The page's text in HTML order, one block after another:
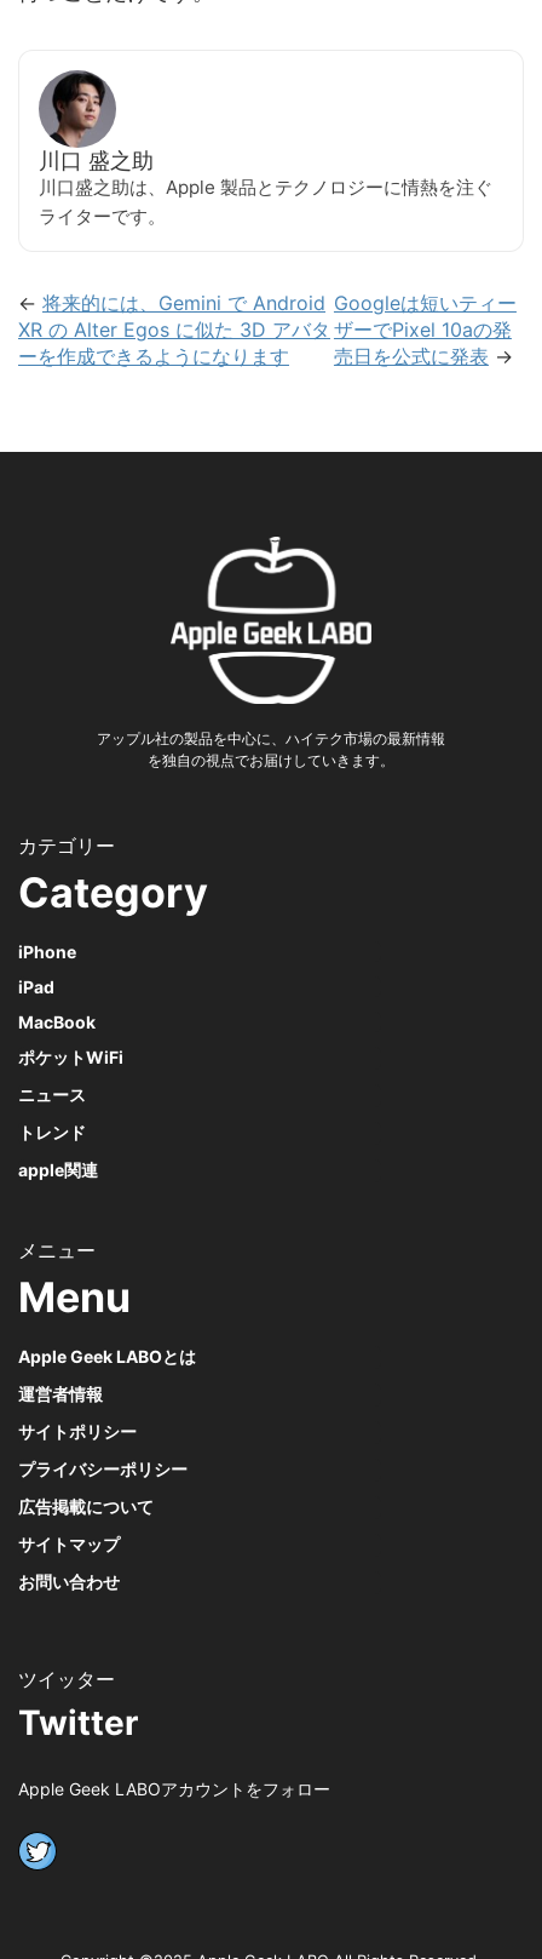
川口 盛之助
川口盛之助は、Apple 製品とテクノロジーに情熱を注ぐ
ライターです。
← 将来的には、Gemini で Android
XR の Alter Egos に似た 3D アバタ
ーを作成できるようになります
Googleは短いティー
ザーでPixel 10aの発
売日を公式に発表 →
アップル社の製品を中心に、ハイテク市場の最新情報
を独自の視点でお届けしていきます。
Category
iPhone
iPad
MacBook
ポケットWiFi
ニュース
トレンド
apple関連
Menu
Apple Geek LABOとは
運営者情報
サイトポリシー
プライバシーポリシー
広告掲載について
サイトマップ
お問い合わせ
Twitter
Apple Geek LABOアカウントをフォロー